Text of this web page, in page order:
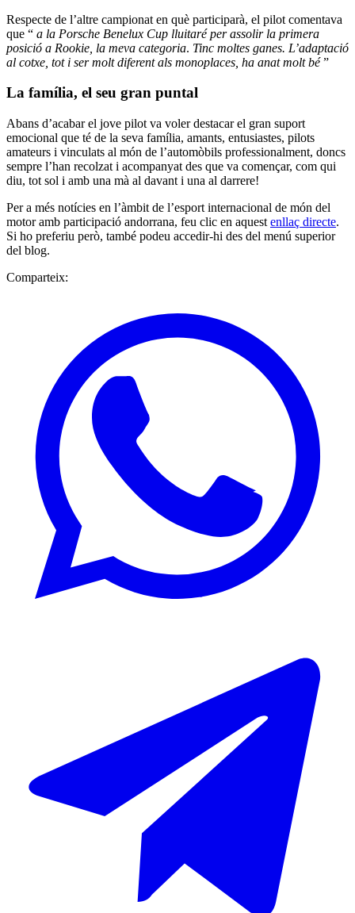
Respecte de l’altre campionat en què participarà, el pilot comentava
que “ a la Porsche Benelux Cup lluitaré per assolir la primera
posició a Rookie, la meva categoria. Tinc moltes ganes. L’adaptació
al cotxe, tot i ser molt diferent als monoplaces, ha anat molt bé”
La família, el seu gran puntal
Abans d’acabar el jove pilot va voler destacar el gran suport
emocional que té de la seva família, amants, entusiastes, pilots
amateurs i vinculats al món de l’automòbils professionalment, doncs
sempre l’han recolzat i acompanyat des que va començar, com qui
diu, tot sol i amb una mà al davant i una al darrere!
Per a més notícies en l’àmbit de l’esport internacional de món del
motor amb participació andorrana, feu clic en aquest enllaç directe.
Si ho preferiu però, també podeu accedir-hi des del menú superior
del blog.
Comparteix: